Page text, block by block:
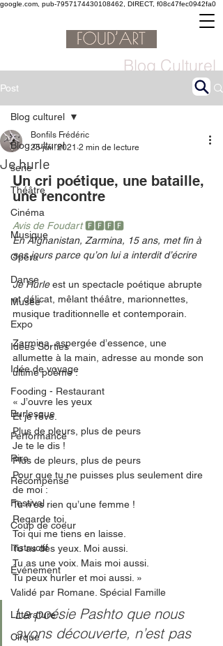
google.com, pub-7957174430108462, DIRECT, f08c47fec0942fa0
Blog Culturel
Post
Blog culturel
serie
Théâtre
Cinéma
Musique
Opéra
Danse
Musée
Expo
Idées Sorties
Idée de voyage
Fooding - Restaurant
Burlesque
Performance
Rire
Récompense
Festival
Coup de coeur
Instructif
Événement
Validé par Romane. Spécial Famille
Littérature
Cirque
Blog culturel
Je hurle
Bonfils Frédéric
25 juil. 2021 2 min de lecture
Un cri poétique, une bataille,
une rencontre
Avis de Foudart 🅵🅵🅵🅵
En Afghanistan, Zarmina, 15 ans, met fin à
ses jours parce qu’on lui a interdit d’écrire
Je Hurle est un spectacle poétique abrupte
et délicat, mêlant théâtre, marionnettes,
musique traditionnelle et contemporain.
Zarmina, aspergée d’essence, une
allumette à la main, adresse au monde son
ultime poème :
« J’ouvre les yeux
Et je rêve.
Plus de pleurs, plus de peurs
Je te le dis !
Plus de pleurs, plus de peurs
Pour que tu ne puisses plus seulement dire
de moi :
Tu n’es rien qu’une femme !
Regarde toi,
Toi qui me tiens en laisse.
Tu as des yeux. Moi aussi.
Tu as une voix. Mais moi aussi.
Tu peux hurler et moi aussi. »
La poésie Pashto que nous
avons découverte, n’est pas